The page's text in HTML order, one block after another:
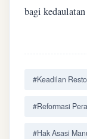
bagi
#Keadilan
#Reformasi
#Hak Asasi